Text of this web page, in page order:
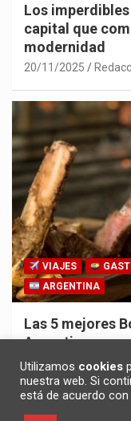
Los
capital que
modernidad
20/11/2025
VIAJES
ARGENTINA
Las 5 mejores
Argentina
30/10/2025
Utilizamos cookies
nuestra web. Si
está de acuerdo con